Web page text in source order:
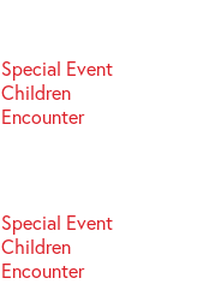
Special Event
Children
Encounter
Special Event
Children
Encounter